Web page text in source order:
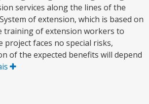
services along the lines of the
of extension, which is based on
training of extension workers to
project faces no special risks,
of the expected benefits will depend